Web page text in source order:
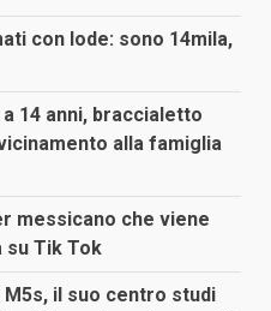
con lode: sono 14mila,
14 anni, braccialetto
alla famiglia
messicano che viene
su Tik Tok
M5s, il suo centro studi